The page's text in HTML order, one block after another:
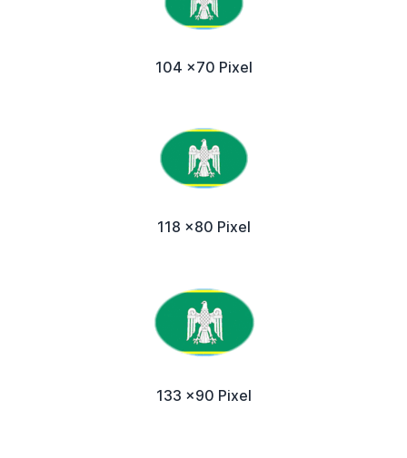
104 x70 Pixel
118 x80 Pixel
133 x90 Pixel